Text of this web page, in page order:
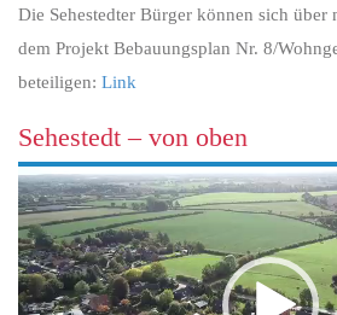
Die Sehestedter Bürger können sich
dem Projekt Bebauungsplan Nr. 8/
beteiligen: Link
Sehestedt – von oben
Video-
Player